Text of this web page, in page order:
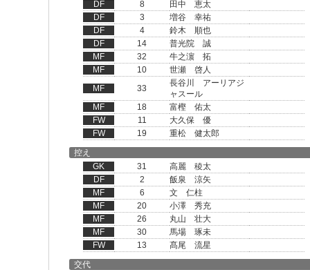
DF
8
田中 恵太
DF
3
増谷 幸祐
DF
4
鈴木 順也
DF
14
普光院 誠
MF
32
牛之濵 拓
MF
10
世瀬 啓人
MF
33
長谷川 アーリアジ
ャスール
MF
18
富樫 佑太
FW
11
大久保 優
FW
19
重松 健太郎
控え
GK
31
高麗 稜太
DF
2
飯泉 涼矢
MF
6
文 仁柱
MF
20
小澤 秀充
MF
26
丸山 壮大
MF
30
馬場 琢未
FW
13
髙尾 流星
交代